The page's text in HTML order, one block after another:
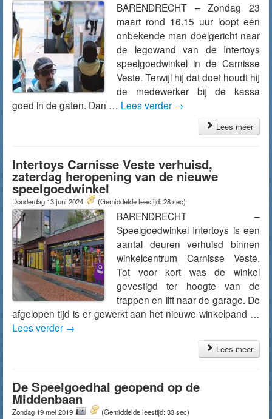
BARENDRECHT – Zondag 23
maart rond 16.15 uur loopt een
onbekende man doelgericht naar
de legowand van de Intertoys
speelgoedwinkel in de Carnisse
Veste. Terwijl hij dat doet houdt hij
de medewerker bij de kassa
goed in de gaten. Dan … Lees verder →
Lees meer
Intertoys Carnisse Veste verhuisd,
zaterdag heropening van de nieuwe
speelgoedwinkel
Donderdag 13 juni 2024 (Gemiddelde leestijd: 28 sec)
BARENDRECHT –
Speelgoedwinkel Intertoys is een
aantal deuren verhuisd binnen
winkelcentrum Carnisse Veste.
Tot voor kort was de winkel
gevestigd ter hoogte van de
trappen en lift naar de garage. De
afgelopen tijd is er gewerkt aan het nieuwe winkelpand …
Lees verder →
Lees meer
De Speelgoedhal geopend op de
Middenbaan
Zondag 19 mei 2019 (Gemiddelde leestijd: 33 sec)